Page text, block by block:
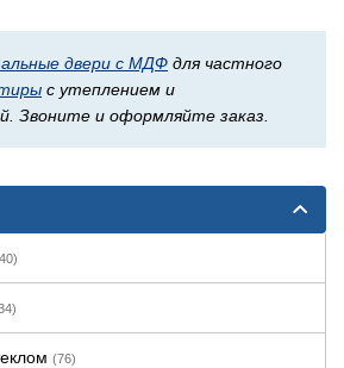
двери с МДФ для частного
с утеплением и
Звоните и оформляйте заказ.
(76)